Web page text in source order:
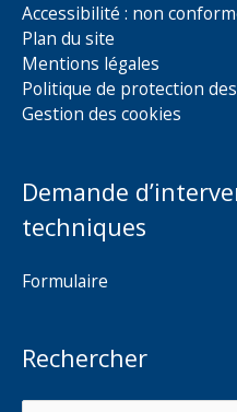
Accessibilité : non
Plan du site
Mentions légales
Politique de protection
Gestion des cookies
Demande
techniques
Formulaire
Rechercher